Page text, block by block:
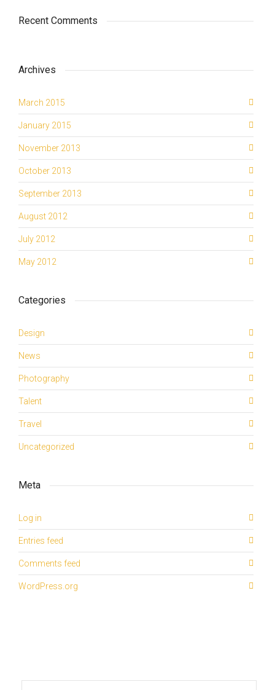
Recent Comments
Archives
March 2015
January 2015
November 2013
October 2013
September 2013
August 2012
July 2012
May 2012
Categories
Design
News
Photography
Talent
Travel
Uncategorized
Meta
Log in
Entries feed
Comments feed
WordPress.org